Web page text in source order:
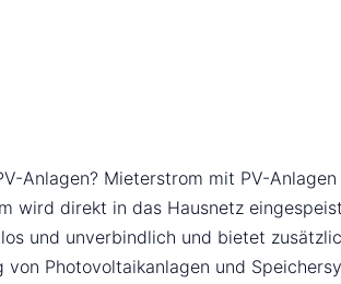
Anlagen? Mieterstrom mit PV-
wird direkt in das Hausnetz
und unverbindlich und bietet
Photovoltaikanlagen und